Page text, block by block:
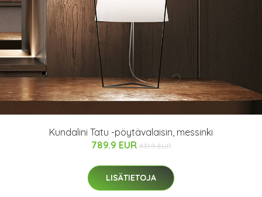
Kundalini Tatu -pöytävalaisin, messinki
789.9 EUR 831.9 EUR
LISÄTIETOJA